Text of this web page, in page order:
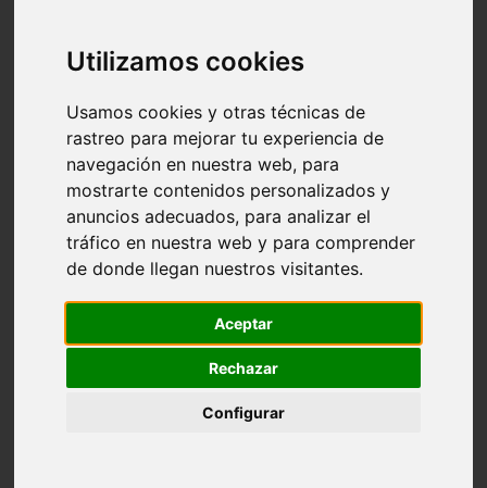
Utilizamos cookies
Usamos cookies y otras técnicas de
rastreo para mejorar tu experiencia de
navegación en nuestra web, para
mostrarte contenidos personalizados y
anuncios adecuados, para analizar el
tráfico en nuestra web y para comprender
de donde llegan nuestros visitantes.
Aceptar
Rechazar
Configurar
Málaga - nerja
Girona - blanes
Málaga - marbella
Asturias - gijón
Girona - figueres
Alicante - santa-pola
Almería - roquetas-de-mar
Girona - tossa-de-mar
Barcelona - sant-cugat-del-vallès
Alicante - l39alfàs-del-pi
Barcelona - vilanova-i-la-geltrú
Castellón - peñíscola
Illes-balears - sant-josep-de-sa-talaia